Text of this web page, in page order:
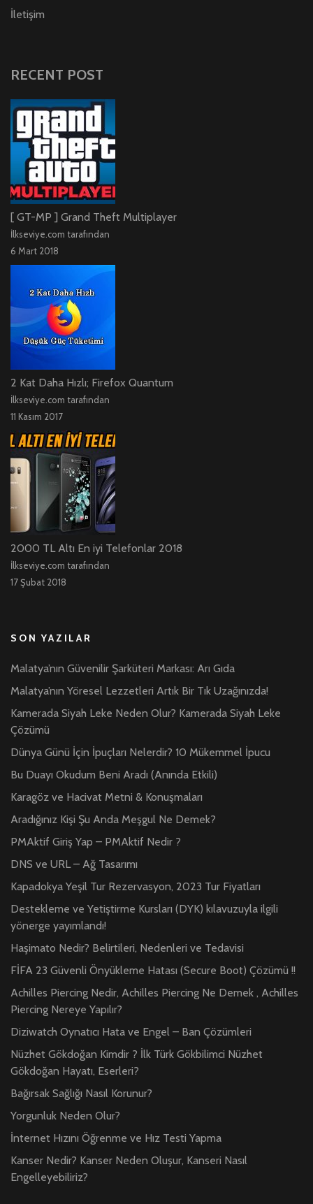
İletişim
RECENT POST
[ GT-MP ] Grand Theft Multiplayer
İlkseviye.com tarafından
6 Mart 2018
2 Kat Daha Hızlı; Firefox Quantum
İlkseviye.com tarafından
11 Kasım 2017
2000 TL Altı En iyi Telefonlar 2018
İlkseviye.com tarafından
17 Şubat 2018
SON YAZILAR
Malatya’nın Güvenilir Şarküteri Markası: Arı Gıda
Malatya’nın Yöresel Lezzetleri Artık Bir Tık Uzağınızda!
Kamerada Siyah Leke Neden Olur? Kamerada Siyah Leke
Çözümü
Dünya Günü İçin İpuçları Nelerdir? 10 Mükemmel İpucu
Bu Duayı Okudum Beni Aradı (Anında Etkili)
Karagöz ve Hacivat Metni & Konuşmaları
Aradığınız Kişi Şu Anda Meşgul Ne Demek?
PMAktif Giriş Yap – PMAktif Nedir ?
DNS ve URL – Ağ Tasarımı
Kapadokya Yeşil Tur Rezervasyon, 2023 Tur Fiyatları
Destekleme ve Yetiştirme Kursları (DYK) kılavuzuyla ilgili
yönerge yayımlandı!
Haşimato Nedir? Belirtileri, Nedenleri ve Tedavisi
FİFA 23 Güvenli Önyükleme Hatası (Secure Boot) Çözümü !!
Achilles Piercing Nedir, Achilles Piercing Ne Demek , Achilles
Piercing Nereye Yapılır?
Diziwatch Oynatıcı Hata ve Engel – Ban Çözümleri
Nüzhet Gökdoğan Kimdir ? İlk Türk Gökbilimci Nüzhet
Gökdoğan Hayatı, Eserleri?
Bağırsak Sağlığı Nasıl Korunur?
Yorgunluk Neden Olur?
İnternet Hızını Öğrenme ve Hız Testi Yapma
Kanser Nedir? Kanser Neden Oluşur, Kanseri Nasıl
Engelleyebiliriz?